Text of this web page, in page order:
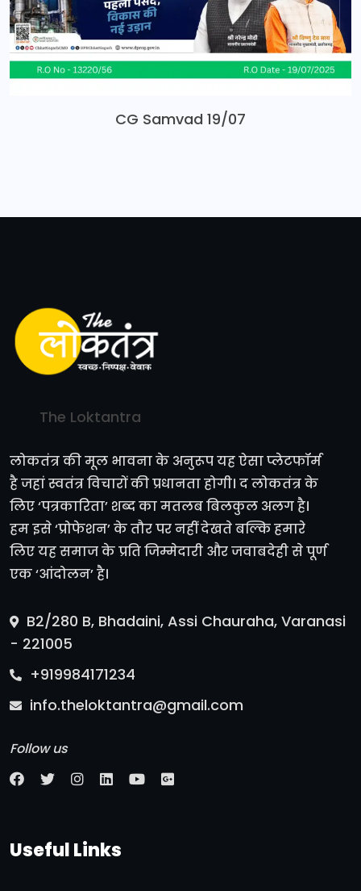
CG Samvad 19/07
The Loktantra
लोकतंत्र की मूल भावना के अनुरूप यह ऐसा प्लेटफॉर्म
है जहां स्वतंत्र विचारों की प्रधानता होगी। द लोकतंत्र के
लिए ‘पत्रकारिता’ शब्द का मतलब बिलकुल अलग है।
हम इसे ‘प्रोफेशन’ के तौर पर नहीं देखते बल्कि हमारे
लिए यह समाज के प्रति जिम्मेदारी और जवाबदेही से पूर्ण
एक ‘आंदोलन’ है।
B2/280 B, Bhadaini, Assi Chauraha, Varanasi
- 221005
+919984171234
info.theloktantra@gmail.com
Follow us
Useful Links